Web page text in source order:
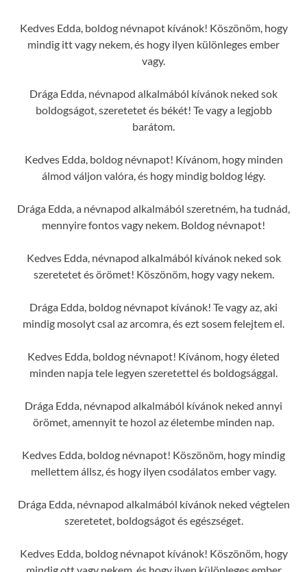
Kedves Edda, boldog névnapot kívánok! Köszönöm, hogy
mindig itt vagy nekem, és hogy ilyen különleges ember
vagy.
Drága Edda, névnapod alkalmából kívánok neked sok
boldogságot, szeretetet és békét! Te vagy a legjobb
barátom.
Kedves Edda, boldog névnapot! Kívánom, hogy minden
álmod váljon valóra, és hogy mindig boldog légy.
Drága Edda, a névnapod alkalmából szeretném, ha tudnád,
mennyire fontos vagy nekem. Boldog névnapot!
Kedves Edda, névnapod alkalmából kívánok neked sok
szeretetet és örömet! Köszönöm, hogy vagy nekem.
Drága Edda, boldog névnapot kívánok! Te vagy az, aki
mindig mosolyt csal az arcomra, és ezt sosem felejtem el.
Kedves Edda, boldog névnapot! Kívánom, hogy életed
minden napja tele legyen szeretettel és boldogsággal.
Drága Edda, névnapod alkalmából kívánok neked annyi
örömet, amennyit te hozol az életembe minden nap.
Kedves Edda, boldog névnapot! Köszönöm, hogy mindig
mellettem állsz, és hogy ilyen csodálatos ember vagy.
Drága Edda, névnapod alkalmából kívánok neked végtelen
szeretetet, boldogságot és egészséget.
Kedves Edda, boldog névnapot kívánok! Köszönöm, hogy
mindig ott vagy nekem, és hogy ilyen különleges ember